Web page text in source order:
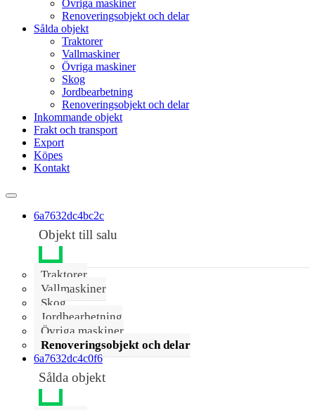
Övriga maskiner
Renoveringsobjekt och delar
Sålda objekt
Traktorer
Vallmaskiner
Övriga maskiner
Skog
Jordbearbetning
Renoveringsobjekt och delar
Inkommande objekt
Frakt och transport
Export
Köpes
Kontakt
6a7632dc4bc2c
Objekt till salu
Traktorer
Vallmaskiner
Skog
Jordbearbetning
Övriga maskiner
Renoveringsobjekt och delar
6a7632dc4c0f6
Sålda objekt